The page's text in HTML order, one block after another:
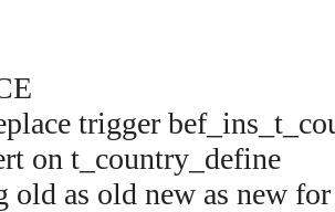
trigger
on t_country_define
old as old new as new